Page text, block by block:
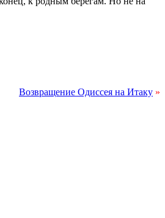
Возвращение Одиссея на Итаку »